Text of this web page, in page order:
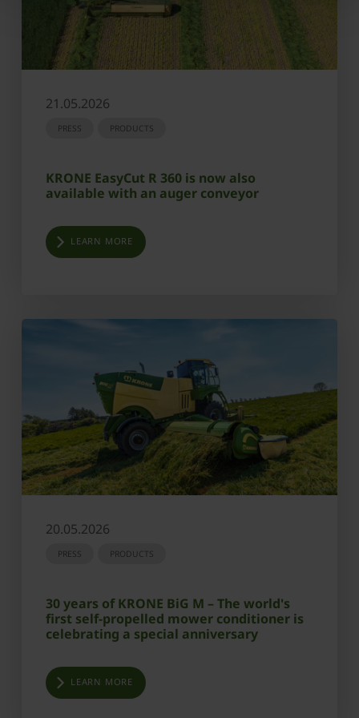
21.05.2026
PRESS PRODUCTS
KRONE EasyCut R 360 is now also
available with an auger conveyor
LEARN MORE
20.05.2026
PRESS PRODUCTS
30 years of KRONE BiG M – The world's
first self-propelled mower conditioner is
celebrating a special anniversary
LEARN MORE